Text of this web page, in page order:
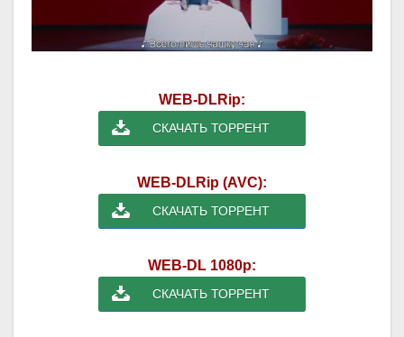
WEB-DLRip:
СКАЧАТЬ ТОРРЕНТ
WEB-DLRip (AVC):
СКАЧАТЬ ТОРРЕНТ
WEB-DL 1080p:
СКАЧАТЬ ТОРРЕНТ